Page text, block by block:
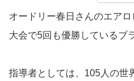
オードリー春日さんのエア
大会で5回も優勝しているブ
指導者としては、105人の世